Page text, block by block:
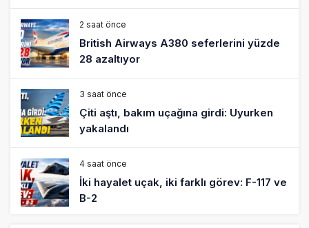
2 saat önce
British Airways A380 seferlerini yüzde
28 azaltıyor
3 saat önce
Çiti aştı, bakım uçağına girdi: Uyurken
yakalandı
4 saat önce
İki hayalet uçak, iki farklı görev: F-117 ve
B-2